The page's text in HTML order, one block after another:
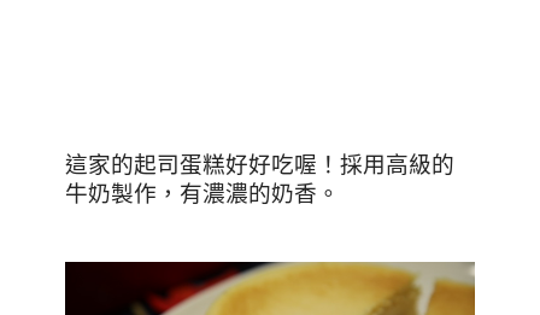
這家的起司蛋糕好好吃喔！採用高級的
牛奶製作，有濃濃的奶香。